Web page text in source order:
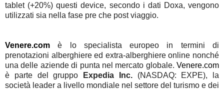
tablet (+20%)questi device, secondo i dati Doxa, vengono
utilizzati sia nella fase pre che post viaggio.
Venere.com è lo specialista europeo in termini di
prenotazioni alberghiere ed extra-alberghiere online nonché
una delle aziende di punta nel mercato globale. Venere.com
è parte del gruppo
Expedia Inc.(NASDAQ: EXPE), la
società leader a livello mondiale nel settore del turismo e dei